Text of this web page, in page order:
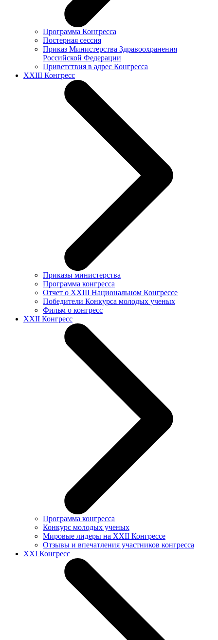
Программа Конгресса
Постерная сессия
Приказ Министерства Здравоохранения
Российской Федерации
Приветствия в адрес Конгресса
XXIII Конгресс
Приказы министерства
Программа конгресса
Отчет о XXIII Национальном Конгрессе
Победители Конкурса молодых ученых
Фильм о конгресс
XXII Конгресс
Программа конгресса
Конкурс молодых ученых
Мировые лидеры на XXII Конгрессе
Отзывы и впечатления участников конгресса
XXI Конгресс